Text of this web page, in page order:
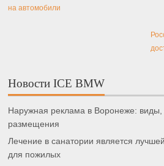
на автомобили
Новости ICE BMW
Наружная реклама в Воронеже:
размещения
Лечение в санатории является
для пожилых